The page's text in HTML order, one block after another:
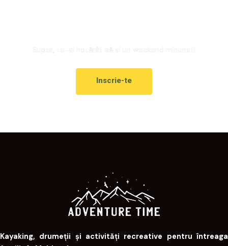
Inscrie-te
Kayaking, drumeții și activități recreative pentru întreaga